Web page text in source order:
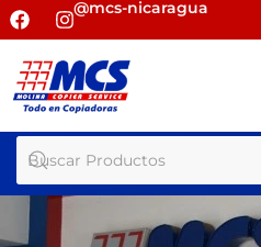
@mcs-nicaragua